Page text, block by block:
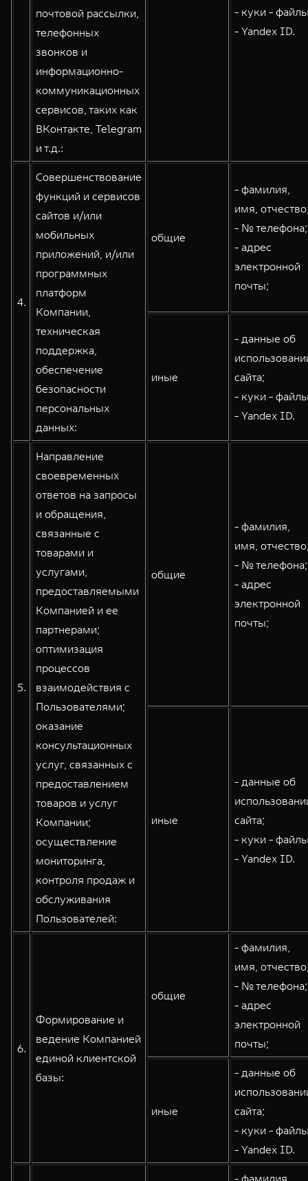
почтовой рассылки,
телефонных
звонков и
информационно-
коммуникационных
сервисов, таких как
ВКонтакте, Telegram
и т.д.:
- куки -
- Yandex ID.
4.
Совершенствование
функций и сервисов
сайтов и/или
мобильных
приложений, и/или
программных
платформ
Компании,
техническая
поддержка,
обеспечение
безопасности
персональных
данных:
общие
- фамилия,
имя,
- № телефона;
- адрес
электронной
почты;
иные
- данные об
сайта;
- куки -
- Yandex ID.
5.
Направление
своевременных
ответов на запросы
и обращения,
связанные с
товарами и
услугами,
предоставляемыми
Компанией и ее
партнерами;
оптимизация
процессов
взаимодействия с
Пользователями;
оказание
консультационных
услуг, связанных с
предоставлением
товаров и услуг
Компании;
осуществление
мониторинга,
контроля продаж и
обслуживания
Пользователей:
общие
- фамилия,
имя,
- № телефона;
- адрес
электронной
почты;
иные
- данные об
сайта;
- куки -
- Yandex ID.
6.
Формирование и
ведение Компанией
единой клиентской
базы:
общие
- фамилия,
имя,
- № телефона;
- адрес
электронной
почты;
иные
- данные об
сайта;
- куки -
- Yandex ID.
- фамилия,